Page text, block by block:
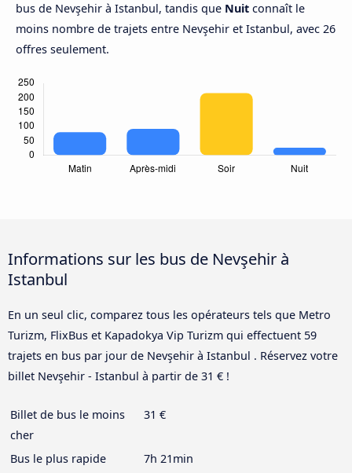
bus de Nevşehir à Istanbul, tandis que Nuit connaît le
moins nombre de trajets entre Nevşehir et Istanbul, avec 26
offres seulement.
Informations sur les bus de Nevşehir à
Istanbul
En un seul clic, comparez tous les opérateurs tels que Metro
Turizm, FlixBus et Kapadokya Vip Turizm qui effectuent 59
trajets en bus par jour de Nevşehir à Istanbul . Réservez votre
billet Nevşehir - Istanbul à partir de 31 € !
Billet de bus le moins
cher
31 €
Bus le plus rapide
7h 21min